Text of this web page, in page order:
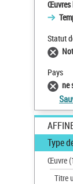
Œuvres
Statut
Pays
ne
Type
Œuvre
Titre